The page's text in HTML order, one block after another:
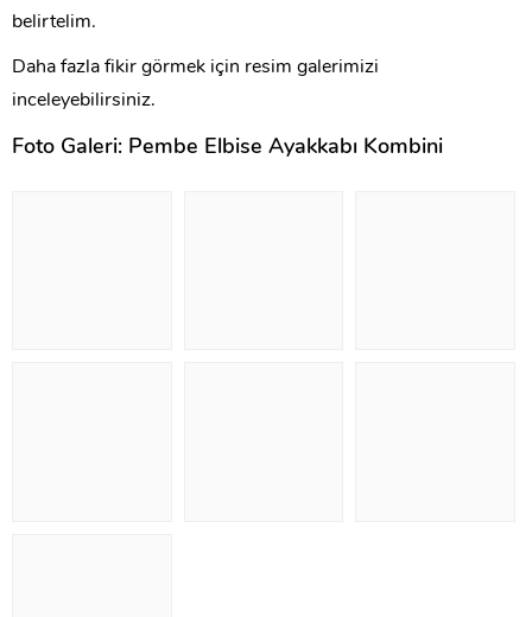
belirtelim.
Daha fazla fikir görmek için resim galerimizi
inceleyebilirsiniz.
Foto Galeri: Pembe Elbise Ayakkabı Kombini